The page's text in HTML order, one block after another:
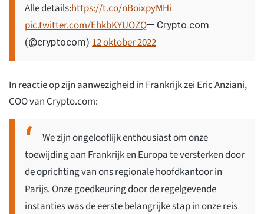
Alle details:https://t.co/nBoixpyMHi
pic.twitter.com/EhkbKYUOZQ— Crypto.com
(@cryptocom) 12 oktober 2022
In reactie op zijn aanwezigheid in Frankrijk zei Eric Anziani,
COO van Crypto.com:
We zijn ongelooflijk enthousiast om onze
toewijding aan Frankrijk en Europa te versterken door
de oprichting van ons regionale hoofdkantoor in
Parijs. Onze goedkeuring door de regelgevende
instanties was de eerste belangrijke stap in onze reis